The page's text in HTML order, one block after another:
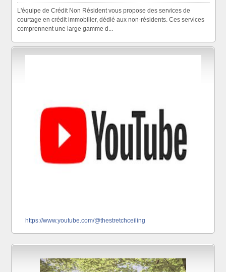
L'équipe de Crédit Non Résident vous propose des services de
courtage en crédit immobilier, dédié aux non-résidents. Ces services
comprennent une large gamme d...
https://www.youtube.com/@thestretchceiling